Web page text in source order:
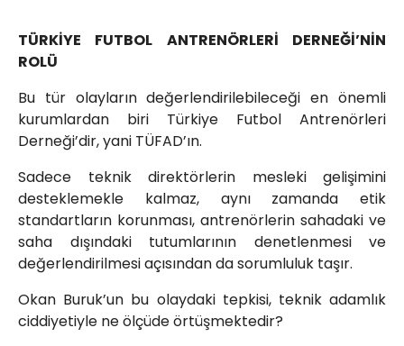
TÜRKİYE FUTBOL ANTRENÖRLERİ DERNEĞİ’NİN
ROLÜ
Bu tür olayların değerlendirilebileceği en önemli
kurumlardan biri Türkiye Futbol Antrenörleri
Derneği’dir, yani TÜFAD’ın.
Sadece teknik direktörlerin mesleki gelişimini
desteklemekle kalmaz, aynı zamanda etik
standartların korunması, antrenörlerin sahadaki ve
saha dışındaki tutumlarının denetlenmesi ve
değerlendirilmesi açısından da sorumluluk taşır.
Okan Buruk’un bu olaydaki tepkisi, teknik adamlık
ciddiyetiyle ne ölçüde örtüşmektedir?